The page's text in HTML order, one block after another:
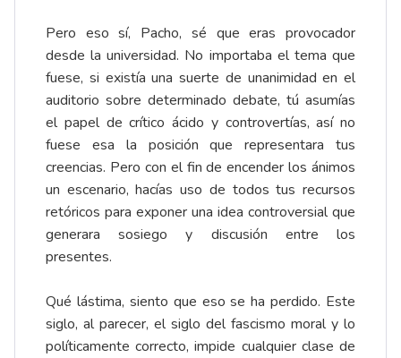
Pero eso sí, Pacho, sé que eras provocador
desde la universidad. No importaba el tema que
fuese, si existía una suerte de unanimidad en el
auditorio sobre determinado debate, tú asumías
el papel de crítico ácido y controvertías, así no
fuese esa la posición que representara tus
creencias. Pero con el fin de encender los ánimos
un escenario, hacías uso de todos tus recursos
retóricos para exponer una idea controversial que
generara sosiego y discusión entre los
presentes.
Qué lástima, siento que eso se ha perdido. Este
siglo, al parecer, el siglo del fascismo moral y lo
políticamente correcto, impide cualquier clase de